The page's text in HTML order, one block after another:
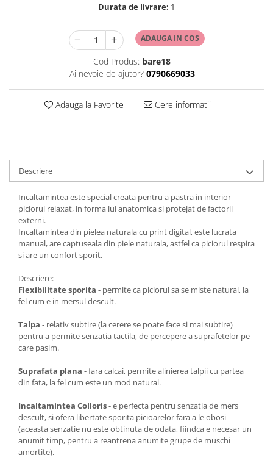
Durata de livrare: 1
ADAUGA IN COS
Cod Produs: bare18
Ai nevoie de ajutor? 0790669033
Adauga la Favorite Cere informatii
Descriere
Incaltamintea este special creata pentru a pastra in interior
piciorul relaxat, in forma lui anatomica si protejat de factorii
externi.
Incaltamintea din pielea naturala cu print digital, este lucrata
manual, are captuseala din piele naturala, astfel ca piciorul respira
si are un confort sporit.
Descriere:
Flexibilitate sporita - permite ca piciorul sa se miste natural, la
fel cum e in mersul descult.
Talpa - relativ subtire (la cerere se poate face si mai subtire)
pentru a permite senzatia tactila, de percepere a suprafetelor pe
care pasim.
Suprafata plana - fara calcai, permite alinierea talpii cu partea
din fata, la fel cum este un mod natural.
Incaltamintea Colloris- e perfecta pentru senzatia de mers
descult, si ofera libertate sporita picioarelor fara a le obosi
(aceasta senzatie nu este obtinuta de odata, fiindca e necesar un
anumit timp, pentru a reantrena anumite grupe de muschi
amortite).